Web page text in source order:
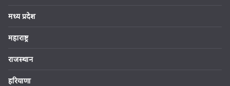
मध्य प्रदेश
महाराष्ट्र
राजस्थान
हरियाणा